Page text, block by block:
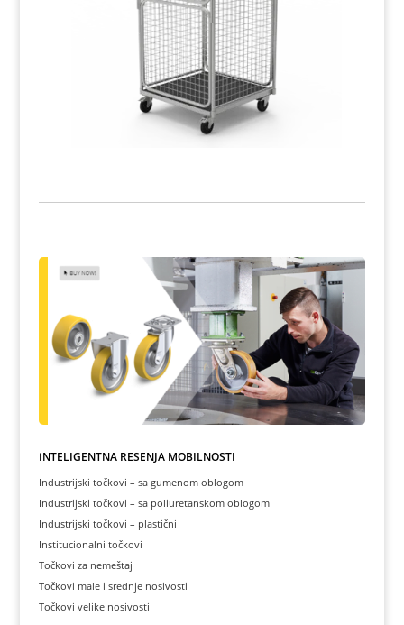
INTELIGENTNA REŠENJA MOBILNOSTI
Industrijski točkovi – sa gumenom oblogom
Industrijski točkovi – sa poliuretanskom oblogom
Industrijski točkovi – plastični
Institucionalni točkovi
Točkovi za nemeštaj
Točkovi male i srednje nosivosti
Točkovi velike nosivosti